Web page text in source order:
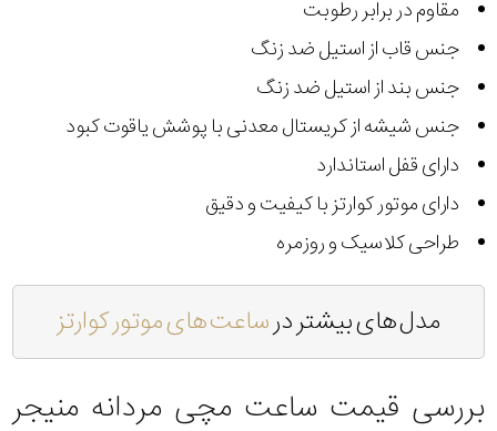
مقاوم در برابر رطوبت
جنس قاب از استیل ضد زنگ
جنس بند از استیل ضد زنگ
جنس شیشه از کریستال معدنی با پوشش یاقوت کبود
دارای قفل استاندارد
دارای موتور کوارتز با کیفیت و دقیق
طراحی کلاسیک و روزمره
مدل های بیشتر درساعت های موتور کوارتز
بررسی قیمت ساعت مچی مردانه منیجر